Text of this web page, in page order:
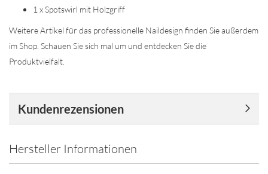
1 x Spotswirl mit Holzgriff
Weitere Artikel für das professionelle Naildesign finden Sie außerdem
im Shop. Schauen Sie sich mal um und entdecken Sie die
Produktvielfalt.
Kundenrezensionen
Hersteller Informationen